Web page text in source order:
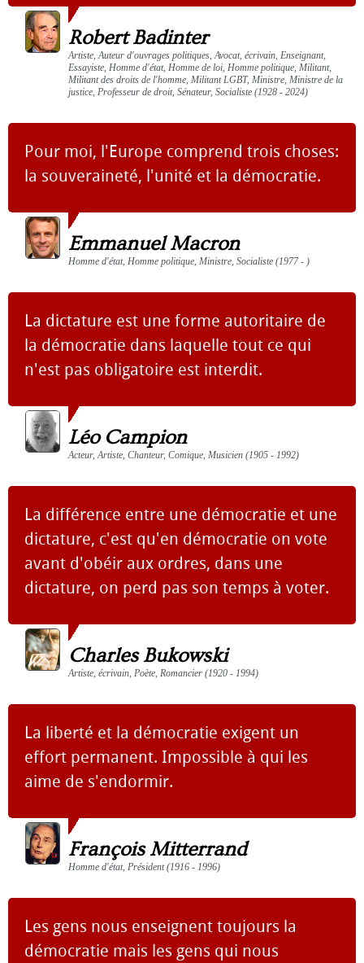
Robert Badinter
Artiste, Auteur d'ouvrages politiques, Avocat, écrivain, Enseignant,
Essayiste, Homme d'état, Homme de loi, Homme politique, Militant,
Militant des droits de l'homme, Militant LGBT, Ministre, Ministre de la
justice, Professeur de droit, Sénateur, Socialiste (1928 - 2024)
Pour moi, l'Europe comprend trois choses:
la souveraineté, l'unité et la démocratie.
Emmanuel Macron
Homme d'état, Homme politique, Ministre, Socialiste (1977 - )
La dictature est une forme autoritaire de
la démocratie dans laquelle tout ce qui
n'est pas obligatoire est interdit.
Léo Campion
Acteur, Artiste, Chanteur, Comique, Musicien (1905 - 1992)
La différence entre une démocratie et une
dictature, c'est qu'en démocratie on vote
avant d'obéir aux ordres, dans une
dictature, on perd pas son temps à voter.
Charles Bukowski
Artiste, écrivain, Poète, Romancier (1920 - 1994)
La liberté et la démocratie exigent un
effort permanent. Impossible à qui les
aime de s'endormir.
François Mitterrand
Homme d'état, Président (1916 - 1996)
Les gens nous enseignent toujours la
démocratie mais les gens qui nous